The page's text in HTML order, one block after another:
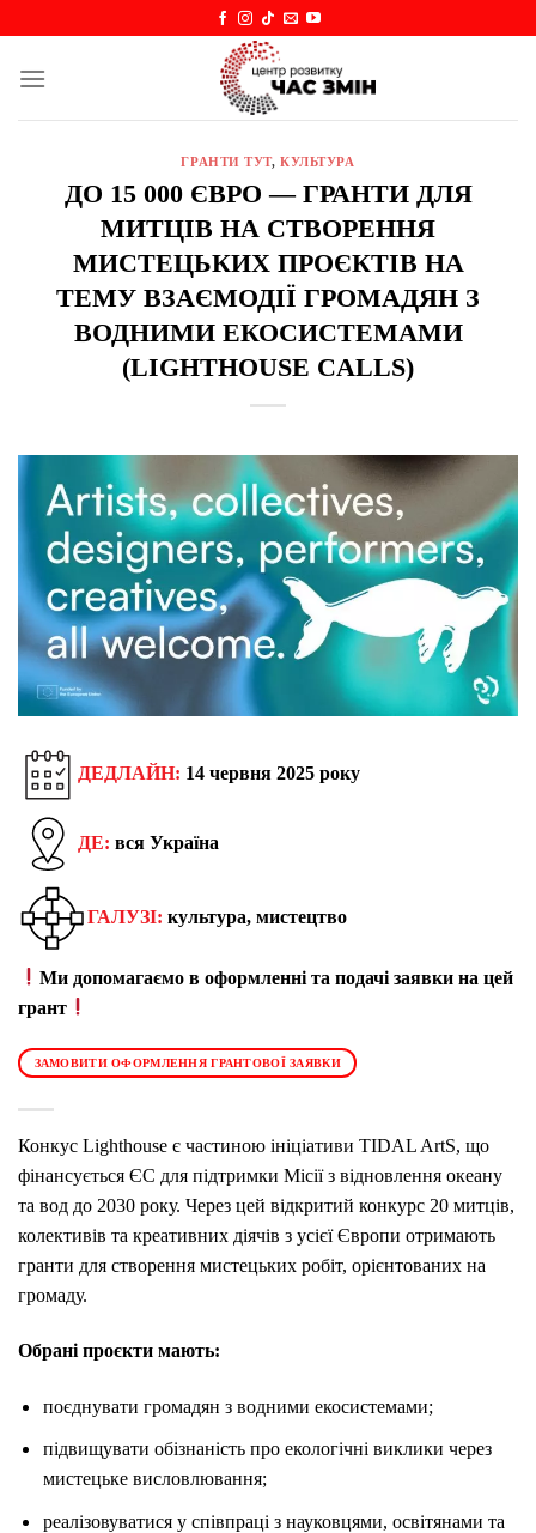
content
ГРАНТИ ТУТ,КУЛЬТУРА
ДО 15 000 ЄВРО — ГРАНТИ ДЛЯ
МИТЦІВ НА СТВОРЕННЯ
МИСТЕЦЬКИХ ПРОЄКТІВ НА
ТЕМУ ВЗАЄМОДІЇ ГРОМАДЯН З
ВОДНИМИ ЕКОСИСТЕМАМИ
(LIGHTHOUSE CALLS)
ДЕДЛАЙН: 14 червня 2025 року
ДЕ: вся Україна
ГАЛУЗІ: культура, мистецтво
Ми допомагаємо в оформленні та подачі заявки на цей
грант
ЗАМОВИТИ ОФОРМЛЕННЯ ГРАНТОВОЇ ЗАЯВКИ
Конкус Lighthouse є частиною ініціативи TIDAL ArtS, що
фінансується ЄС для підтримки Місіїз відновлення океану
та вод до 2030 року. Через цей відкритий конкурс 20 митців,
колективів та креативних діячів з усієїЄвропи отримають
гранти для створення мистецьких робіт, орієнтованих на
громаду.
Обрані проєкти мають:
поєднувати громадян з водними екосистемами;
підвищувати обізнаність про екологічні виклики через
мистецьке висловлювання;
реалізовуватися у співпраці з науковцями, освітянами та